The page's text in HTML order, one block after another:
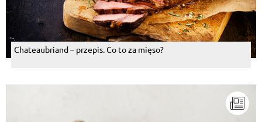
Chateaubriand – przepis. Co to za mięso?